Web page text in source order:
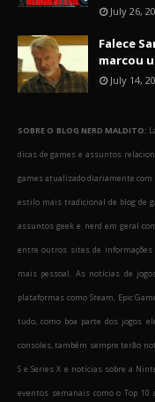
July 26,
Falece
marcou
July 14,
SOBRE O BLOG NERD MALDITO:
dicas de games e assuntos
games atualizado diariamente
estilo mais tradicional de blog de
assuntos geek e nerd em geral
entre outros sites de informações
mais pessoal. As notícias de
plataformas como Steam, Epic
tudo, como boa parte dos jogos
consoles, também sempre terão
S e Series X e notícias sobre a
eventos semanais como o Top 10